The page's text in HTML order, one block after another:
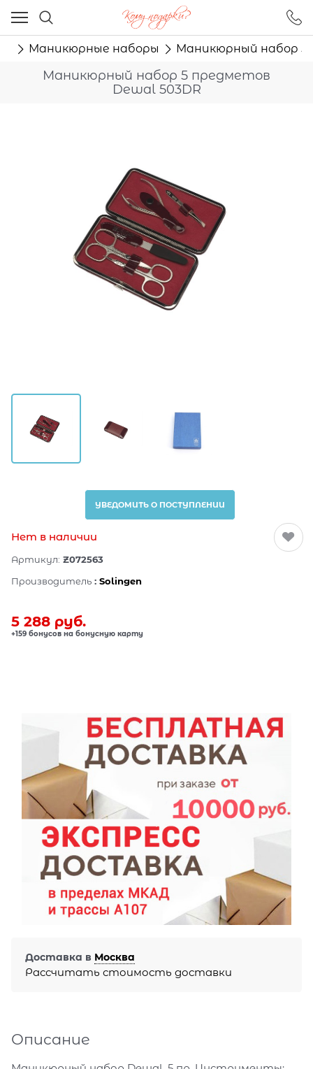
Маникюрные наборы Маникюрный набор 5
Маникюрный набор 5 предметов
Dewal 503DR
УВЕДОМИТЬ О ПОСТУПЛЕНИИ
Нет в наличии
Артикул: Z072563
Производитель : Solingen
5 288 руб.
+159 бонусов на бонусную карту
Доставка в Москва
Рассчитать стоимость доставки
Описание
Ваш город - Москва,
угадали?
ДА НЕТ